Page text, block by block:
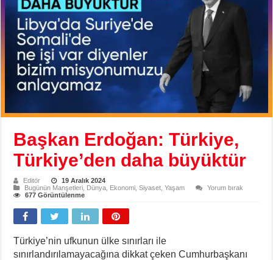
Başkan Erdoğan: Türkiye,
Türkiye’den daha büyüktür
Editör
19 Aralık 2024
Bugünün Manşetleri Dünya Ekonomi ,Siyaset ,Yaşam
Yorum bırak
677 Görüntülenme
Türkiye’nin ufkunun ülke sınırları ile
sınırlandırılamayacağına dikkat çeken Cumhurbaşkanı